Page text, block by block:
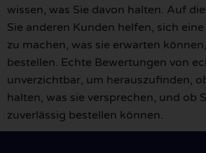
wissen, was Sie davon halten. Auf
Sie anderen Kunden helfen, sich
zu machen, was sie erwarten
bestellen. Echte Bewertungen von
unverzichtbar, um herauszufinden,
halten, was sie versprechen, und ob
zuverlässig bestellen können.